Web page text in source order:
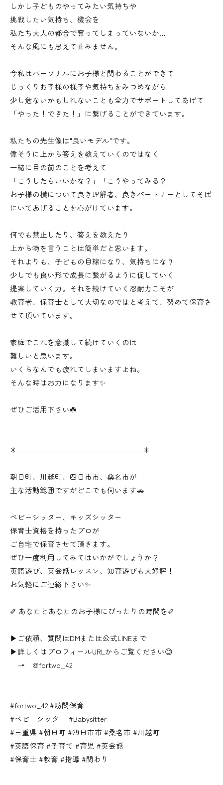
しかし子どものやってみたい気持ちや
挑戦したい気持ち、機会を
私たち大人の都合で奪ってしまっていないか…
そんな風にも思えて止みません。
今私はパーソナルにお子様と関わることができて
じっくりお子様の様子や気持ちをみつめながら
少し危ないかもしれないことも全力でサポートしてあげて
「やった！できた！」に繋げることができています。
私たちの先生像は"良いモデル"です。
偉そうに上から答えを教えていくのではなく
一緒に目の前のことを考えて
「こうしたらいいかな？」「こうやってみる？」
お子様の横について良き理解者、良きパートナーとしてそば
にいてあげることを心がけています。
何でも禁止したり、答えを教えたり
上から物を言うことは簡単だと思います。
それよりも、子どもの目線になり、気持ちになり
少しでも良い形で成長に繋がるように促していく
提案していく力。それを続けていく忍耐力こそが
教育者、保育士として大切なのではと考えて、努めて保育さ
せて頂いています。
家庭でこれを意識して続けていくのは
難しいと思います。
いくらなんでも疲れてしまいますよね。
そんな時はお力になります✨
ぜひご活用下さい☘️
✳︎˗˗˗˗˗˗˗˗˗˗˗˗˗˗˗˗˗˗˗˗˗˗˗˗˗˗˗˗˗˗˗˗˗˗˗˗˗˗˗˗˗˗˗˗˗˗˗˗˗˗˗✳︎
朝日町、川越町、四日市市、桑名市が
主な活動範囲ですがどこでも伺います🚗
ベビーシッター、キッズシッター
保育士資格を持ったプロが
ご自宅で保育させて頂きます。
ぜひ一度利用してみてはいかがでしょうか？
英語遊び、英会話レッスン、知育遊びも大好評！
お気軽にご連絡下さい✨
✐ あなたとあなたのお子様にぴったりの時間を✐
▶ご依頼、質問はDMまたは公式LINEまで
▶詳しくはプロフィールURLからご覧ください😊
→ @fortwo_42
#fortwo_42 #訪問保育
#ベビーシッター #Babysitter
#三重県 #朝日町 #四日市市 #桑名市 #川越町
#英語保育 #子育て #育児 #英会話
#保育士 #教育 #指導 #関わり